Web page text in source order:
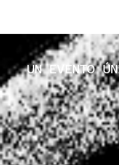
UN EVENTO